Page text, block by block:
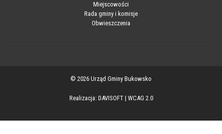
Miejscowości
Rada gminy i komisje
Obwieszczenia
© 2026 Urząd Gminy Bukowsko
Realizacja: DAVISOFT| WCAG 2.0